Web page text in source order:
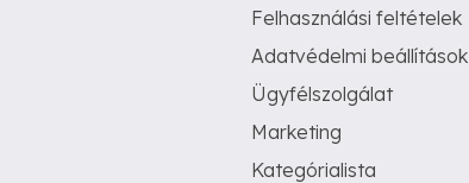
Felhasználási feltételek
Adatvédelmi beállítások
Ügyfélszolgálat
Marketing
Kategórialista